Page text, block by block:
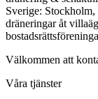
Sverige:
dräneringar åt
Välkommen att
Våra tjänster